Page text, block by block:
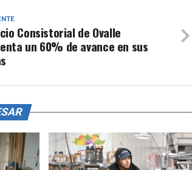
Consistorial de Ovalle
un 60% de avance en sus